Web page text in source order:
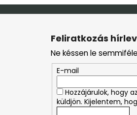
L
Feliratkozás
Ne késsen le
E-mail
Hozzájárulok, hogy
küldjön. Kijelentem,